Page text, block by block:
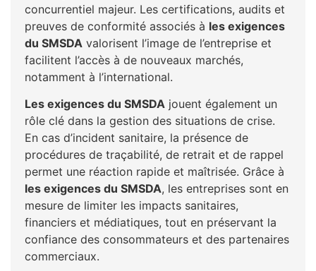
concurrentiel majeur. Les certifications, audits et
preuves de conformité associés à les exigences
du SMSDA valorisent l’image de l’entreprise et
facilitent l’accès à de nouveaux marchés,
notamment à l’international.
Les exigences du SMSDA jouent également un
rôle clé dans la gestion des situations de crise.
En cas d’incident sanitaire, la présence de
procédures de traçabilité, de retrait et de rappel
permet une réaction rapide et maîtrisée. Grâce à
les exigences du SMSDA, les entreprises sont en
mesure de limiter les impacts sanitaires,
financiers et médiatiques, tout en préservant la
confiance des consommateurs et des partenaires
commerciaux.